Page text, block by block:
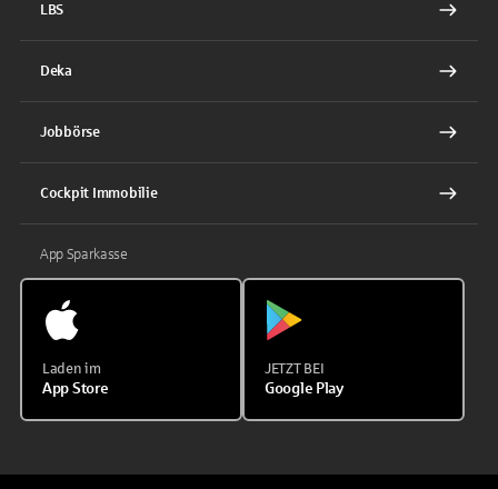
LBS
Deka
Jobbörse
Cockpit Immobilie
App Sparkasse
Laden im
App Store
JETZT BEI
Google Play